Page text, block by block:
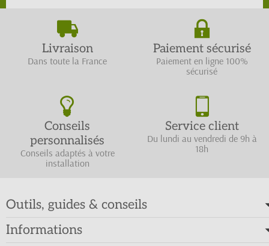
Livraison
Dans toute la France
Paiement sécurisé
Paiement en ligne 100%
sécurisé
Conseils
personnalisés
Conseils adaptés à votre
installation
Service client
Du lundi au vendredi de 9h à
18h
Outils, guides & conseils
Informations